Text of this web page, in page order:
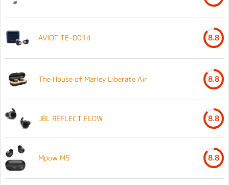
AVIOT TE-D01d 8.8
The House of Marley Liberate Air 8.8
JBL REFLECT FLOW 8.8
Mpow M5 8.8